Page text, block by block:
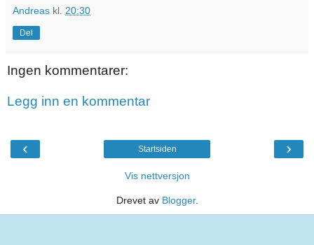
Andreas kl. 20:30
Del
Ingen kommentarer:
Legg inn en kommentar
‹ ›
Startsiden
Vis nettversjon
Drevet av Blogger.